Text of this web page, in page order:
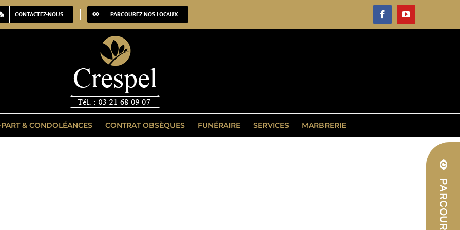
CONTACTEZ-NOUS PARCOUREZ NOS LOCAUX FacebookYouTube
& CONDOLÉANCES CONTRAT OBSÈQUES FUNÉRAIRE SERVICES MARBRERIE